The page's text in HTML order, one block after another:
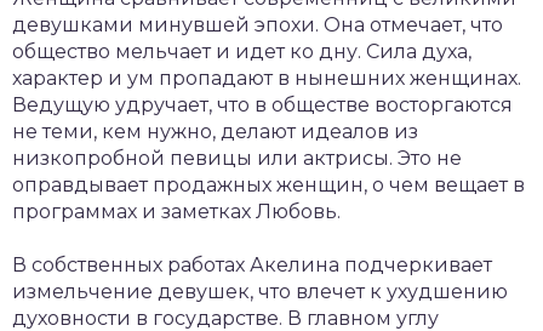
девушками минувшей эпохи. Она отмечает, что
общество мельчает и идет ко дну. Сила духа,
характер и ум пропадают в нынешних женщинах.
Ведущую удручает, что в обществе восторгаются
не теми, кем нужно, делают идеалов из
низкопробной певицы или актрисы. Это не
оправдывает продажных женщин, о чем вещает в
программах и заметках Любовь.
В собственных работах Акелина подчеркивает
измельчение девушек, что влечет к ухудшению
духовности в государстве. В главном углу